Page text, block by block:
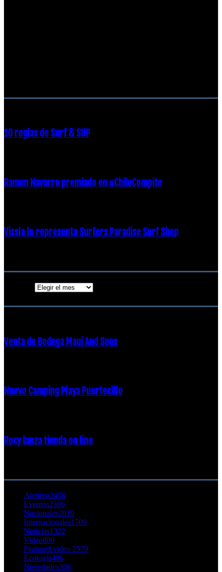
10 reglas de Surf & SUP
Ramon Navarro premiado en #ChileCompite
Vissla lo representa Surfers Paradise Surf Shop
Venta de Bodega Maui And Sons
Nuevo Camping Playa Puertecillo
Roxy lanza tienda on line
Archivo2456
Eventos2386
Nacionales2019
Internacionales1709
Noticias1322
Video880
Featured video 2579
Ecología406
Novedades366